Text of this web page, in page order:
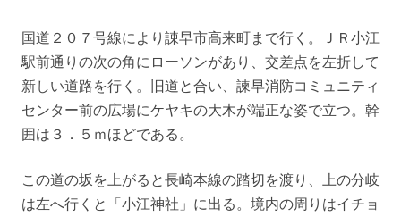
国道２０７号線により諌早市高来町まで行く。ＪＲ小江
駅前通りの次の角にローソンがあり、交差点を左折して
新しい道路を行く。旧道と合い、諫早消防コミュニティ
センター前の広場にケヤキの大木が端正な姿で立つ。幹
囲は３．５ｍほどである。
この道の坂を上がると長崎本線の踏切を渡り、上の分岐
は左へ行くと「小江神社」に出る。境内の周りはイチョ